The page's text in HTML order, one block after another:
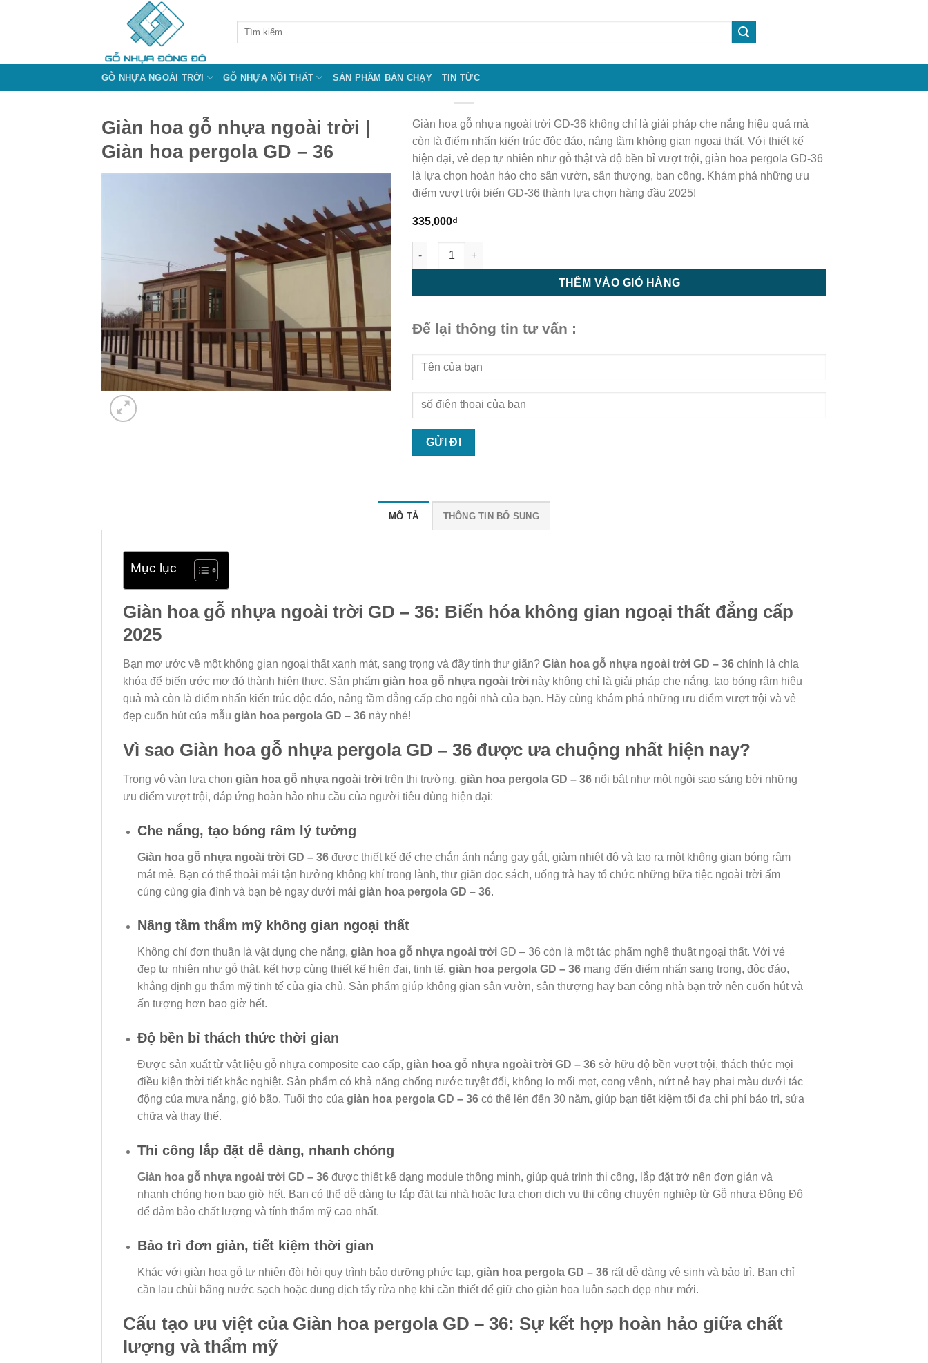
Tìm
GỖ NHỰA NGOÀI TRỜI GỖ NHỰA NỘI THẤT SẢN PHẨM BÁN CHẠY TIN TỨC
Giàn hoa gỗ nhựa ngoài trời |
Giàn hoa pergola GD – 36
Giàn hoa gỗ nhựa ngoài trời GD-36 không chỉ là giải pháp che nắng hiệu quả mà
còn là điểm nhấn kiến trúc độc đáo, nâng tầm không gian ngoại thất. Với thiết kế
hiện đại, vẻ đẹp tự nhiên như gỗ thật và độ bền bỉ vượt trội, giàn hoa pergola GD-36
là lựa chọn hoàn hảo cho sân vườn, sân thượng, ban công. Khám phá những ưu
điểm vượt trội biến GD-36 thành lựa chọn hàng đầu 2025!
335,000₫
Giàn hoa gỗ nhựa ngoài trời | Giàn hoa pergola GD - 36 số lượng
THÊM VÀO GIỎ HÀNG
Để lại thông tin tư vấn :
MÔ TẢ THÔNG TIN BỔ SUNG
Mục lục
Giàn hoa gỗ nhựa ngoài trời GD – 36: Biến hóa không gian ngoại thất đẳng cấp
2025
Bạn mơ ước về một không gian ngoại thất xanh mát, sang trọng và đầy tính thư giãn? Giàn hoa gỗ nhựa ngoài trời GD – 36 chính là chìa
khóa để biến ước mơ đó thành hiện thực. Sản phẩm giàn hoa gỗ nhựa ngoài trời này không chỉ là giải pháp che nắng, tạo bóng râm hiệu
quả mà còn là điểm nhấn kiến trúc độc đáo, nâng tầm đẳng cấp cho ngôi nhà của bạn. Hãy cùng khám phá những ưu điểm vượt trội và vẻ
đẹp cuốn hút của mẫu giàn hoa pergola GD – 36 này nhé!
Vì sao Giàn hoa gỗ nhựa pergola GD – 36 được ưa chuộng nhất hiện nay?
Trong vô vàn lựa chọn giàn hoa gỗ nhựa ngoài trời trên thị trường, giàn hoa pergola GD – 36 nổi bật như một ngôi sao sáng bởi những
ưu điểm vượt trội, đáp ứng hoàn hảo nhu cầu của người tiêu dùng hiện đại:
Che nắng, tạo bóng râm lý tưởng
Giàn hoa gỗ nhựa ngoài trời GD – 36được thiết kế để che chắn ánh nắng gay gắt, giảm nhiệt độ và tạo ra một không gian bóng râm
mát mẻ. Bạn có thể thoải mái tận hưởng không khí trong lành, thư giãn đọc sách, uống trà hay tổ chức những bữa tiệc ngoài trời ấm
cúng cùng gia đình và bạn bè ngay dưới mái giàn hoa pergola GD – 36.
Nâng tầm thẩm mỹ không gian ngoại thất
Không chỉ đơn thuần là vật dụng che nắng, giàn hoa gỗ nhựa ngoài trờiGD – 36 còn là một tác phẩm nghệ thuật ngoại thất. Với vẻ
đẹp tự nhiên như gỗ thật, kết hợp cùng thiết kế hiện đại, tinh tế, giàn hoa pergola GD – 36mang đến điểm nhấn sang trọng, độc đáo,
khẳng định gu thẩm mỹ tinh tế của gia chủ. Sản phẩm giúp không gian sân vườn, sân thượng hay ban công nhà bạn trở nên cuốn hút và
ấn tượng hơn bao giờ hết.
Độ bền bỉ thách thức thời gian
Được sản xuất từ vật liệu gỗ nhựa composite cao cấp, giàn hoa gỗ nhựa ngoài trời GD – 36sở hữu độ bền vượt trội, thách thức mọi
điều kiện thời tiết khắc nghiệt. Sản phẩm có khả năng chống nước tuyệt đối, không lo mối mọt, cong vênh, nứt nẻ hay phai màu dưới tác
động của mưa nắng, gió bão. Tuổi thọ của giàn hoa pergola GD – 36có thể lên đến 30 năm, giúp bạn tiết kiệm tối đa chi phí bảo trì, sửa
chữa và thay thế.
Thi công lắp đặt dễ dàng, nhanh chóng
Giàn hoa gỗ nhựa ngoài trời GD – 36được thiết kế dạng module thông minh, giúp quá trình thi công, lắp đặt trở nên đơn giản và
nhanh chóng hơn bao giờ hết. Bạn có thể dễ dàng tự lắp đặt tại nhà hoặc lựa chọn dịch vụ thi công chuyên nghiệp từ Gỗ nhựa Đông Đô
để đảm bảo chất lượng và tính thẩm mỹ cao nhất.
Bảo trì đơn giản, tiết kiệm thời gian
Khác với giàn hoa gỗ tự nhiên đòi hỏi quy trình bảo dưỡng phức tạp, giàn hoa pergola GD – 36rất dễ dàng vệ sinh và bảo trì. Bạn chỉ
cần lau chùi bằng nước sạch hoặc dung dịch tẩy rửa nhẹ khi cần thiết để giữ cho giàn hoa luôn sạch đẹp như mới.
Cấu tạo ưu việt của Giàn hoa pergola GD – 36: Sự kết hợp hoàn hảo giữa chất
lượng và thẩm mỹ